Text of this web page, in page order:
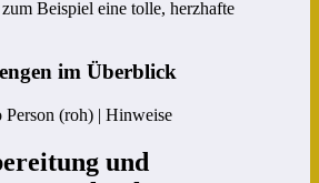
Beispiel eine tolle, herzhafte
im Überblick
Person (roh) | Hinweise
und